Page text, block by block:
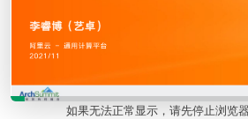
如果无法正常显示，请先停止浏览